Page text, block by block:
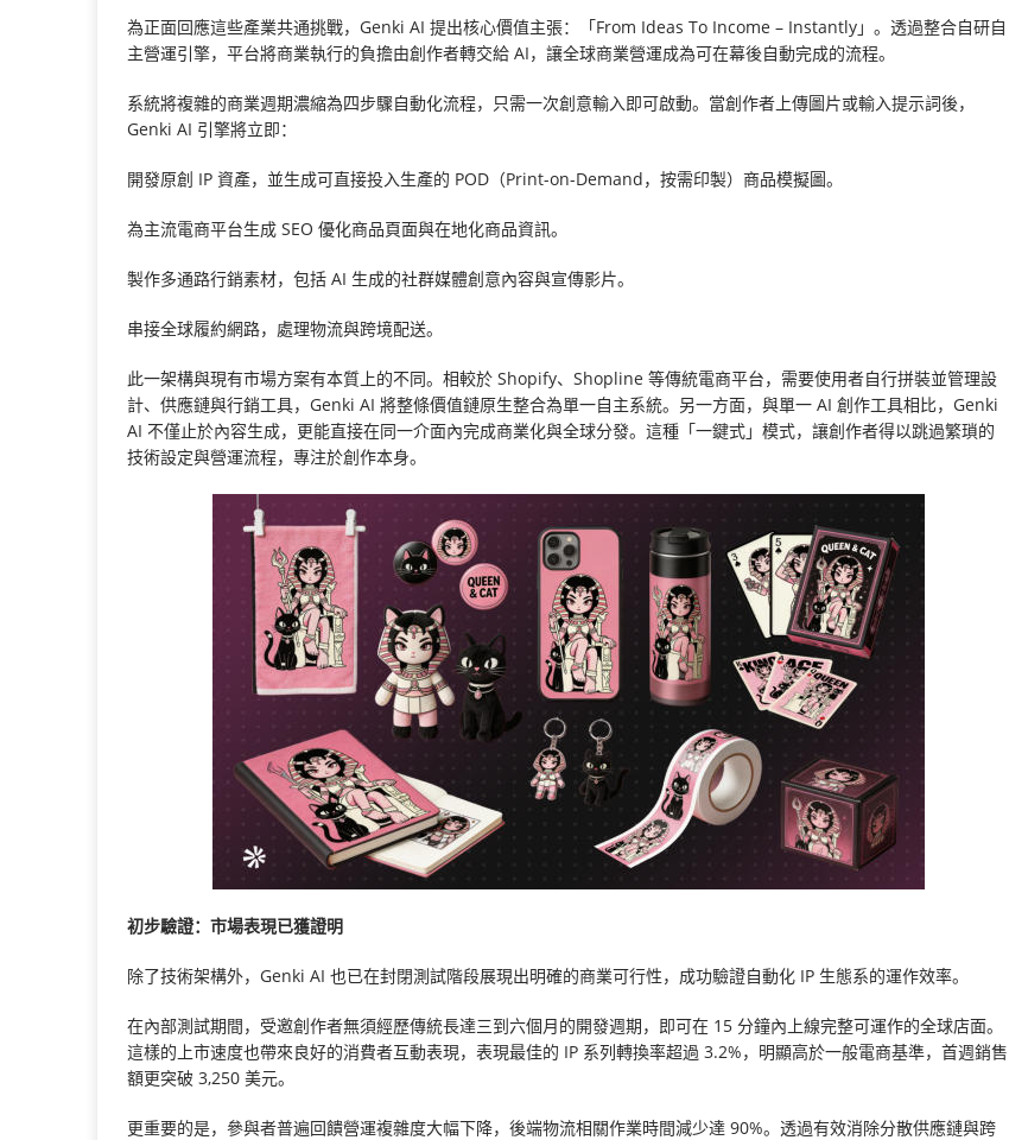
為正面回應這些產業共通挑戰，Genki AI 提出核心價值主張：「From Ideas To Income – Instantly」。透過整合自研自
主營運引擎，平台將商業執行的負擔由創作者轉交給 AI，讓全球商業營運成為可在幕後自動完成的流程。
系統將複雜的商業週期濃縮為四步驟自動化流程，只需一次創意輸入即可啟動。當創作者上傳圖片或輸入提示詞後，
Genki AI 引擎將立即：
開發原創 IP 資產，並生成可直接投入生產的 POD（Print-on-Demand，按需印製）商品模擬圖。
為主流電商平台生成 SEO 優化商品頁面與在地化商品資訊。
製作多通路行銷素材，包括 AI 生成的社群媒體創意內容與宣傳影片。
串接全球履約網路，處理物流與跨境配送。
此一架構與現有市場方案有本質上的不同。相較於 Shopify、Shopline 等傳統電商平台，需要使用者自行拼裝並管理設
計、供應鏈與行銷工具，Genki AI 將整條價值鏈原生整合為單一自主系統。另一方面，與單一 AI 創作工具相比，Genki
AI 不僅止於內容生成，更能直接在同一介面內完成商業化與全球分發。這種「一鍵式」模式，讓創作者得以跳過繁瑣的
技術設定與營運流程，專注於創作本身。
初步驗證：市場表現已獲證明
除了技術架構外，Genki AI 也已在封閉測試階段展現出明確的商業可行性，成功驗證自動化 IP 生態系的運作效率。
在內部測試期間，受邀創作者無須經歷傳統長達三到六個月的開發週期，即可在 15 分鐘內上線完整可運作的全球店面。
這樣的上市速度也帶來良好的消費者互動表現，表現最佳的 IP 系列轉換率超過 3.2%，明顯高於一般電商基準，首週銷售
額更突破 3,250 美元。
更重要的是，參與者普遍回饋營運複雜度大幅下降，後端物流相關作業時間減少達 90%。透過有效消除分散供應鏈與跨